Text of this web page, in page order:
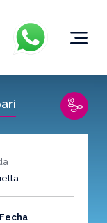
Fecha